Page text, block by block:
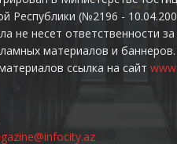
Республики (№2196 -
не несет ответственности за
материалов и
ссылка на сайт